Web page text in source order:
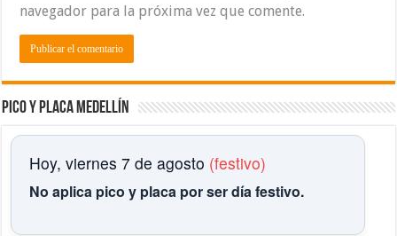
navegador para la próxima vez que comente.
Pico y placa Medellín
Hoy, viernes 7 de agosto (festivo)
No aplica pico y placa por ser día festivo.